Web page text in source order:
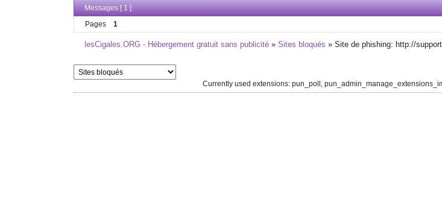
Messages [ 1 ]
Pages
1
lesCigales.ORG - Hébergement gratuit sans publicité »Sites bloqués »Site de phishing: http://
Currently used extensions: pun_poll,